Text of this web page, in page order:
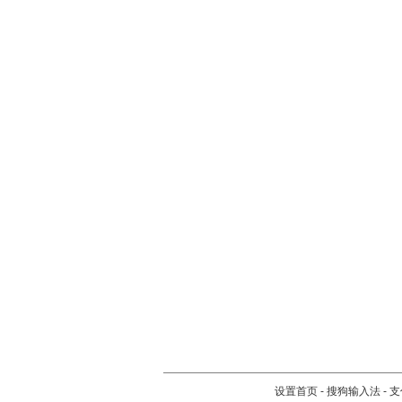
设置首页 - 搜狗输入法 -